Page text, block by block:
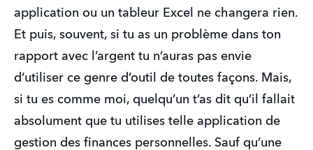
application ou un tableur Excel ne changera rien.
Et puis, souvent, si tu as un problème dans ton
rapport avec l’argent tu n’auras pas envie
d’utiliser ce genre d’outil de toutes façons. Mais,
si tu es comme moi, quelqu’un t’as dit qu’il fallait
absolument que tu utilises telle application de
gestion des finances personnelles. Sauf qu’une